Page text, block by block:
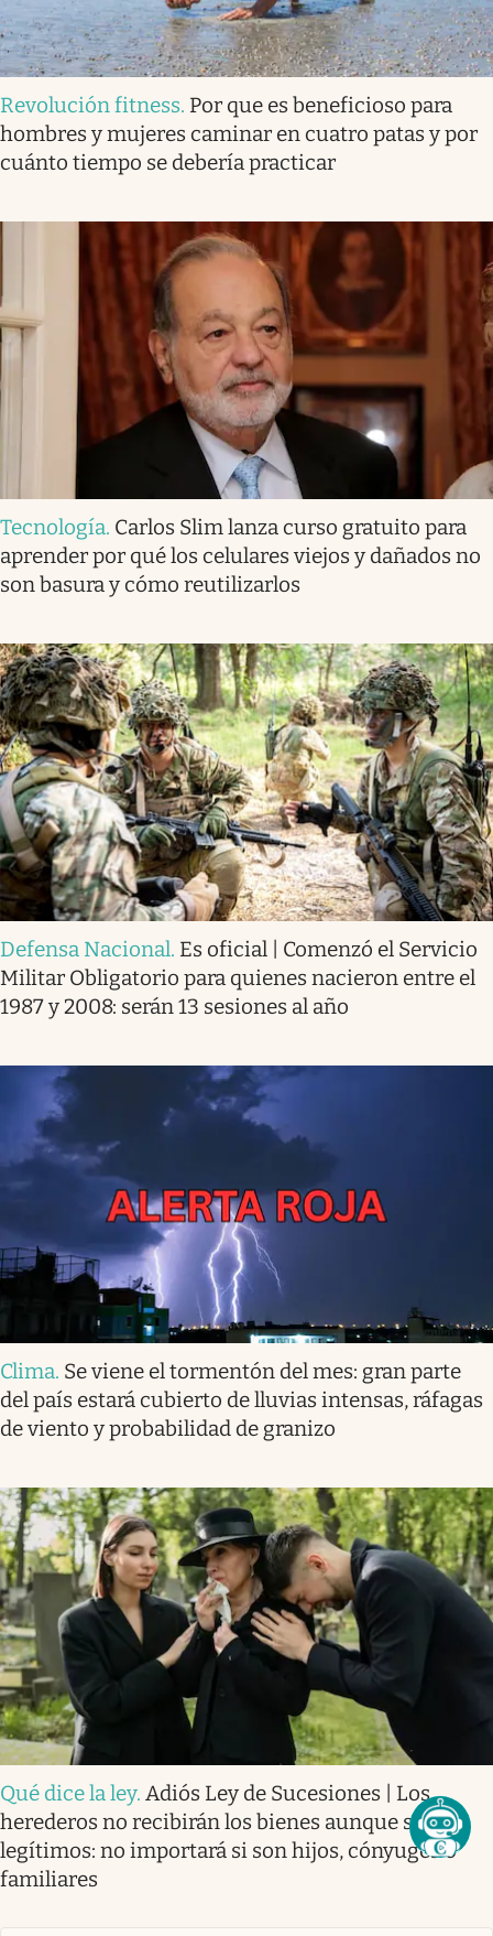
Revolución fitness. Por que es beneficioso para
hombres y mujeres caminar en cuatro patas y por
cuánto tiempo se debería practicar
Tecnología. Carlos Slim lanza curso gratuito para
aprender por qué los celulares viejos y dañados no
son basura y cómo reutilizarlos
Defensa Nacional. Es oficial | Comenzó el Servicio
Militar Obligatorio para quienes nacieron entre el
1987 y 2008: serán 13 sesiones al año
Clima. Se viene el tormentón del mes: gran parte
del país estará cubierto de lluvias intensas, ráfagas
de viento y probabilidad de granizo
Qué dice la ley. Adiós Ley de Sucesiones | Los
herederos no recibirán los bienes aunque sean
legítimos: no importará si son hijos, cónyuges o
familiares